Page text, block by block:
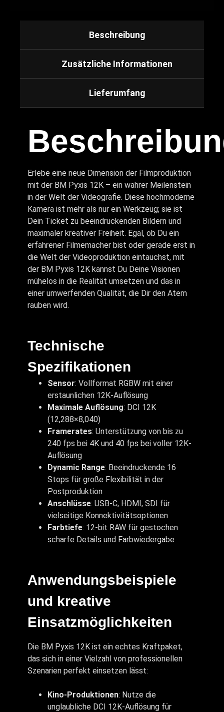
Beschreibung
Zusätzliche Informationen
Lieferumfang
Erlebe eine neue Dimension der Filmproduktion
mit der BM Pyxis 12K – ein wahrer Meilenstein
in der Welt der Videografie. Diese hochmoderne
Kamera ist mehr als nur ein Werkzeug; sie ist
Dein Ticket zu beeindruckenden Bildern und
maximaler kreativer Freiheit. Egal, ob Du ein
erfahrener Filmemacher bist oder gerade erst in
die Welt der Videoproduktion eintauchst, mit
der BM Pyxis 12K kannst Du Deine Visionen
mühelos in die Realität umsetzen und das in
einer umwerfenden Qualität, die Dir den Atem
rauben wird.
Technische
Spezifikationen
Sensor: Vollformat RGBW mit einer
erstaunlichen 12K-Auflösung
Maximale Auflösung: DCI 12K
(12,288×8,040)
Framerates: Unterstützung von bis zu
240 fps bei 4K und 40 fps bei voller 12K-
Auflösung
Dynamic Range: Beeindruckende 16
Stops für große Flexibilität in der
Postproduktion
Anschlüsse: USB-C, HDMI, SDI für
vielseitige Konnektivitätsoptionen
Farbtiefe: 12-bit RAW für gestochen
scharfe Details und Farbwiedergabe
Anwendungsbeispiele
und kreative
Einsatzmöglichkeiten
Die BM Pyxis 12K ist ein echtes Kraftpaket,
das sich in einer Vielzahl von professionellen
Szenarien perfekt einsetzen lässt:
Kino-Produktionen: Nutze die
unglaubliche DCI 12K-Auflösung für